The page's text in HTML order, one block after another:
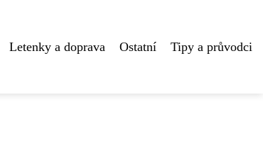
Letenky a doprava Ostatní Tipy a průvodci